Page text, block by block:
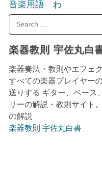
音楽用語 わ
楽器教則 宇佐丸白
楽器奏法・教則やエフェ
すべての楽器プレイヤー
送りする ギター、ベース
リーの解説・教則サイト
の解説
楽器教則 宇佐丸白書